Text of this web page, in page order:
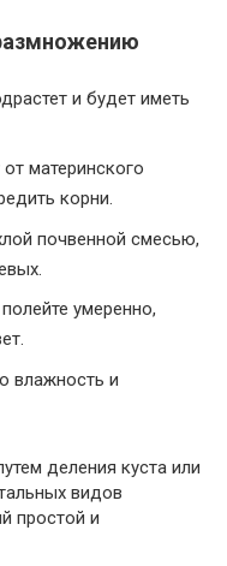
и будет иметь
материнского
корни.
почвенной смесью,
умеренно,
влажность и
деления куста или
видов
простой и